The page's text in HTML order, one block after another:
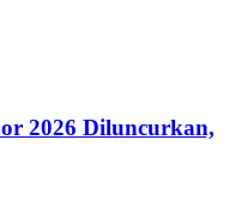
2026 Diluncurkan,